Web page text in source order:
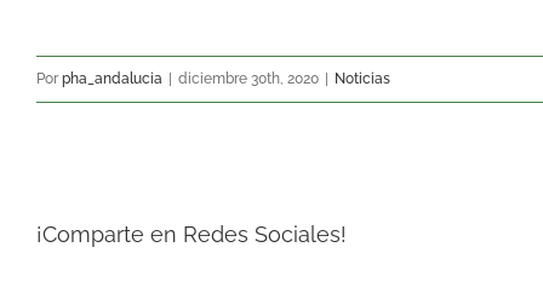
Por pha_andalucia diciembre 30th, 2020 Noticias
¡Comparte en Redes Sociales!